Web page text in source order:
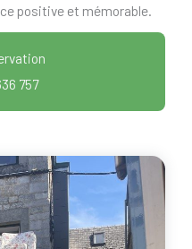
positive et mémorable.
757